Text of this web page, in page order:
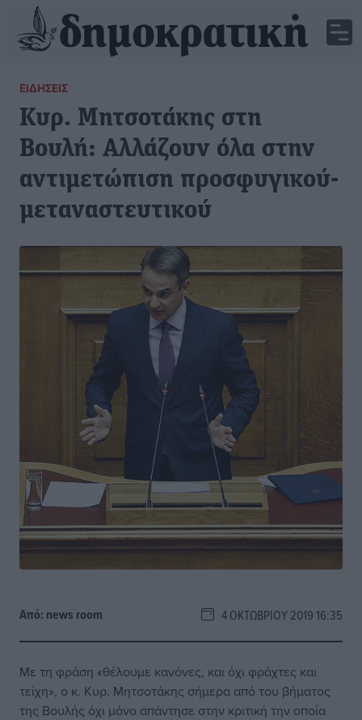
ΕΙΔΉΣΕΙΣ
Κυρ. Μητσοτάκης στη
Βουλή: Αλλάζουν όλα στην
αντιμετώπιση προσφυγικού-
μεταναστευτικού
Από: news room 4 ΟΚΤΩΒΡΊΟΥ 2019 16:35
Με τη φράση «θέλουμε κανόνες, και όχι φράχτες και
τείχη», ο κ. Κυρ. Μητσοτάκης σήμερα από του βήματος
της Βουλής όχι μόνο απάντησε στην κριτική την οποία